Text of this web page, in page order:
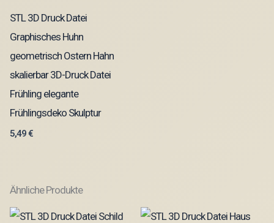
STL 3D Druck Datei
Graphisches Huhn
geometrisch Ostern Hahn
skalierbar 3D-Druck Datei
Frühling elegante
Frühlingsdeko Skulptur
5,49€
Ähnliche Produkte